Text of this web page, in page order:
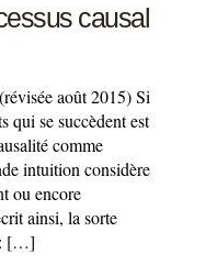
causal
août 2015) Si
qui se succèdent est
comme
intuition considère
ou encore
ainsi, la sorte
: […]